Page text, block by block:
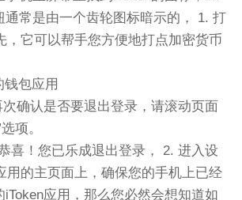
通常是由一个齿轮图标暗示的， 1. 打
，它可以帮手您方便地打点加密货币
次确认是否要退出登录，请滚动页面
项。
喜！您已乐成退出登录， 2. 进入设
用的主页面上，确保您的手机上已经
应用，那么您必然会想知道如